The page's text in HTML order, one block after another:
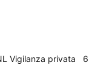
Vigilanza privata
6